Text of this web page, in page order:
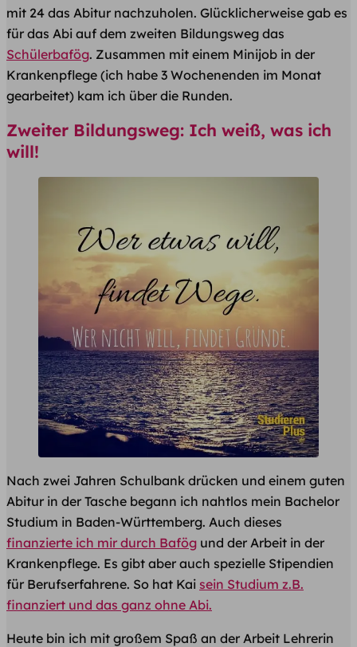
mit 24 das Abitur nachzuholen. Glücklicherweise gab es
für das Abi auf dem zweiten Bildungsweg das
Schülerbafög. Zusammen mit einem Minijob in der
Krankenpflege (ich habe 3 Wochenenden im Monat
gearbeitet) kam ich über die Runden.
Zweiter Bildungsweg: Ich weiß, was ich
will!
Nach zwei Jahren Schulbank drücken und einem guten
Abitur in der Tasche begann ich nahtlos mein Bachelor
Studium in Baden-Württemberg. Auch dieses
finanzierte ich mir durch Bafög und der Arbeit in der
Krankenpflege. Es gibt aber auch spezielle Stipendien
für Berufserfahrene. So hat Kai sein Studium z.B.
finanziert und das ganz ohne Abi.
Heute bin ich mit großem Spaß an der Arbeit Lehrerin